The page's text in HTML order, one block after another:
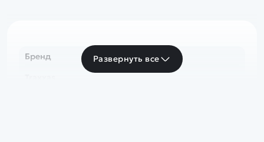
Бренд
Развернуть все